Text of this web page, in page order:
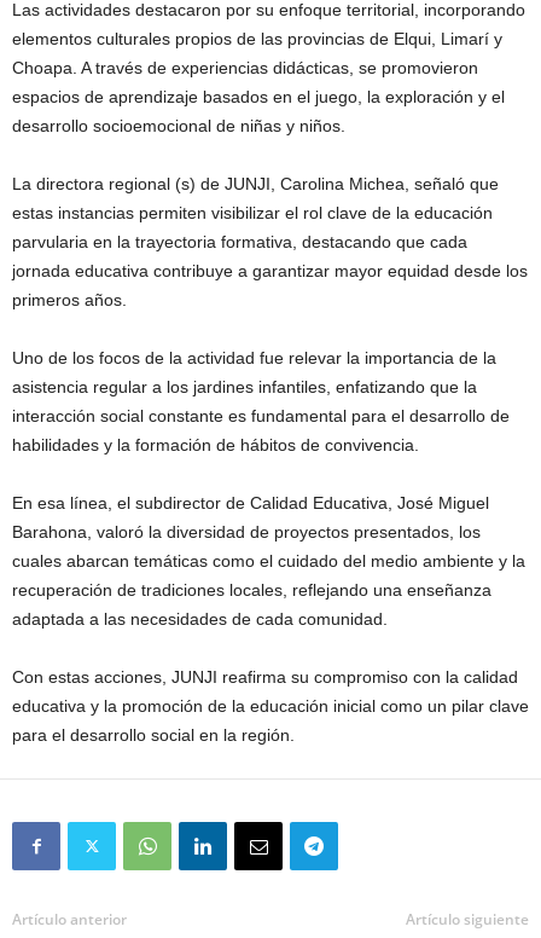
Las actividades destacaron por su enfoque territorial, incorporando
elementos culturales propios de las provincias de Elqui, Limarí y
Choapa. A través de experiencias didácticas, se promovieron
espacios de aprendizaje basados en el juego, la exploración y el
desarrollo socioemocional de niñas y niños.
La directora regional (s) de JUNJI, Carolina Michea , señaló que
estas instancias permiten visibilizar el rol clave de la educación
parvularia en la trayectoria formativa, destacando que cada
jornada educativa contribuye a garantizar mayor equidad desde los
primeros años.
Uno de los focos de la actividad fue relevar la importancia de la
asistencia regular a los jardines infantiles, enfatizando que la
interacción social constante es fundamental para el desarrollo de
habilidades y la formación de hábitos de convivencia.
En esa línea, el subdirector de Calidad Educativa, José Miguel
Barahona , valoró la diversidad de proyectos presentados, los
cuales abarcan temáticas como el cuidado del medio ambiente y la
recuperación de tradiciones locales, reflejando una enseñanza
adaptada a las necesidades de cada comunidad.
Con estas acciones, JUNJI reafirma su compromiso con la calidad
educativa y la promoción de la educación inicial como un pilar clave
para el desarrollo social en la región.
Artículo anterior Artículo siguiente